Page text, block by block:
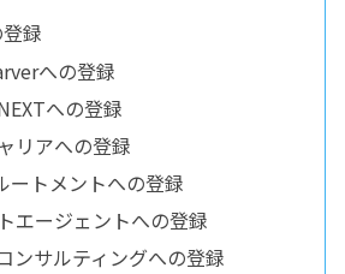
録
への登録
への登録
リアへの登録
ートメントへの登録
エージェントへの登録
ンサルティングへの登録